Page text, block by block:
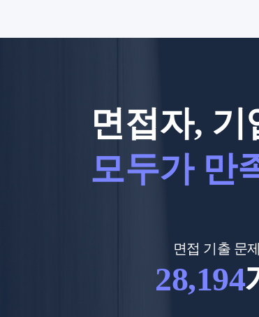
면접자, 기
모두가 만
면접 기출 문제
28,194